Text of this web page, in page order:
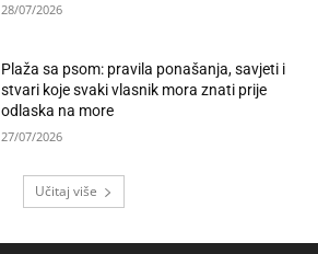
28/07/2026
Plaža sa psom: pravila ponašanja, savjeti i
stvari koje svaki vlasnik mora znati prije
odlaska na more
27/07/2026
Učitaj više